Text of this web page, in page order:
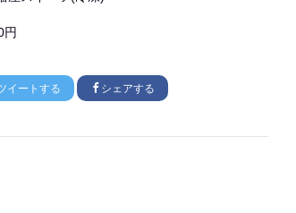
円
イートする シェアする